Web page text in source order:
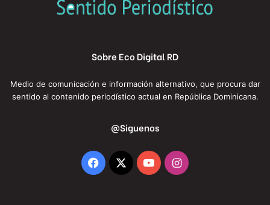
Sobre Eco Digital RD
Medio de comunicación e información alternativo, que procura dar
sentido al contenido periodístico actual en República Dominicana.
@Siguenos
Facebook
X YouTubeInstagram